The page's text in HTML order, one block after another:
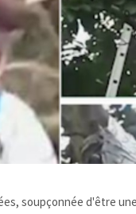
soupçonnée d'être